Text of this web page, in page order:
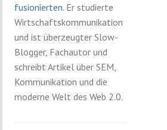
fusionierten. Er studierte
Wirtschaftskommunikation
und ist überzeugter Slow-
Blogger, Fachautor und
schreibt Artikel über SEM,
Kommunikation und die
moderne Welt des Web 2.0.